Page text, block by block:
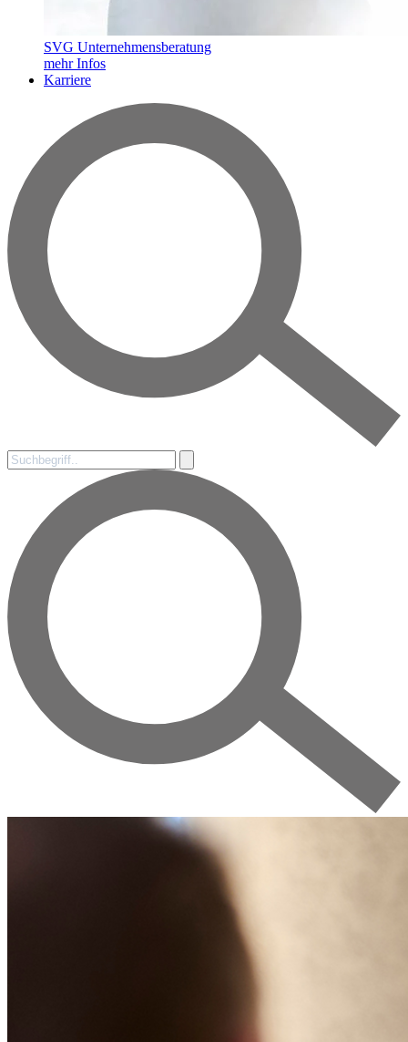
SVG Unternehmensberatung
mehr Infos
Karriere